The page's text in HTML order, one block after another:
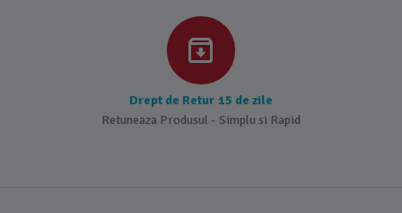
Drept de Retur 15 de zile
Retuneaza Produsul - Simplu si Rapid